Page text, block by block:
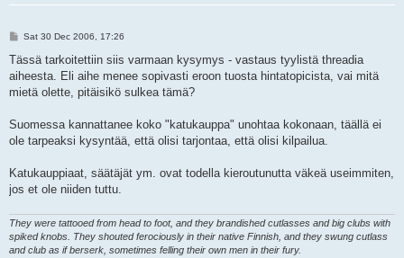
P
s
Sat 30 Dec 2006, 17:26
Tässä tarkoitettiin siis varmaan kysymys - vastaus tyylistä threadia
aiheesta. Eli aihe menee sopivasti eroon tuosta hintatopicista, vai mitä
mietä olette, pitäisikö sulkea tämä?
Suomessa kannattanee koko "katukauppa" unohtaa kokonaan, täällä ei
ole tarpeaksi kysyntää, että olisi tarjontaa, että olisi kilpailua.
Katukauppiaat, säätäjät ym. ovat todella kieroutunutta väkeä useimmiten,
jos et ole niiden tuttu.
They were tattooed from head to foot, and they brandished cutlasses and big clubs with
spiked knobs. They shouted ferociously in their native Finnish, and they swung cutlass
and club as if berserk, sometimes felling their own men in their fury.